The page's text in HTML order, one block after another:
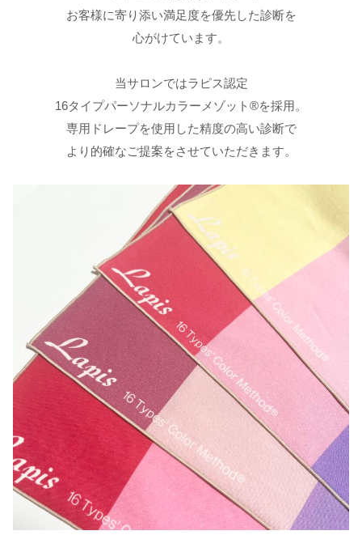
お客様に寄り添い満足度を優先した診断を
心がけています。
当サロンではラピス認定
16タイプパーソナルカラーメゾット®︎を採用。
専用ドレープを使用した精度の高い診断で
より的確なご提案をさせていただきます。